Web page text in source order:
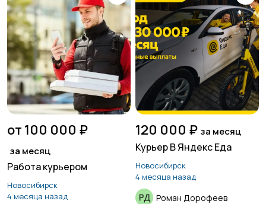
от 100 000 ₽
за месяц
Работа курьером
Новосибирск
4 месяца назад
120 000 ₽ за месяц
Курьер В Яндекс Еда
Новосибирск
4 месяца назад
Роман Дорофеев